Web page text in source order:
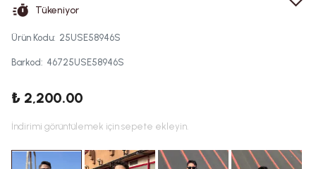
Tükeniyor
Ürün Kodu: 25USE58946S
Barkod: 46725USE58946S
₺ 2,200.00
İndirimi görüntülemek için sepete ekleyin.